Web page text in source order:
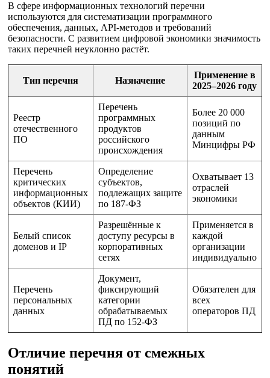
В сфере информационных технологий перечни
используются для систематизации программного
обеспечения, данных, API-методов и требований
безопасности. С развитием цифровой экономики значимость
таких перечней неуклонно растёт.
Тип перечня Назначение
Применение в
2025–2026 году
Реестр
отечественного
ПО
Перечень
программных
продуктов
российского
происхождения
Более 20 000
позиций по
данным
Минцифры РФ
Перечень
критических
информационных
объектов (КИИ)
Определение
субъектов,
подлежащих защите
по 187-ФЗ
Охватывает 13
отраслей
экономики
Белый список
доменов и IP
Разрешённые к
доступу ресурсы в
корпоративных
сетях
Применяется в
каждой
организации
индивидуально
Перечень
персональных
данных
Документ,
фиксирующий
категории
обрабатываемых
ПД по 152-ФЗ
Обязателен для
всех
операторов ПД
Отличие перечня от смежных
понятий